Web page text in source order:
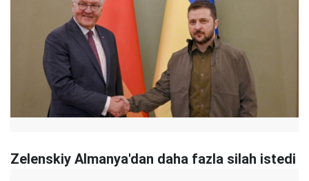
Zelenskiy Almanya'dan daha fazla silah istedi